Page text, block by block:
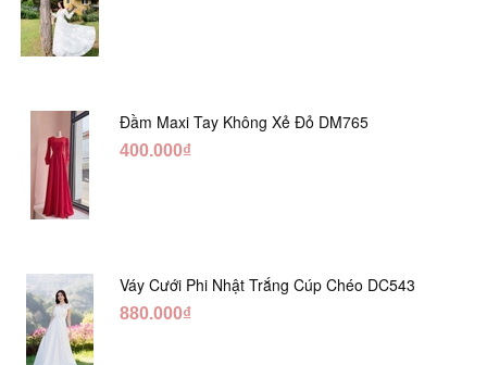
Đầm Maxi Tay Không Xẻ Đỏ DM765
400.000₫
Váy Cưới Phi Nhật Trắng Cúp Chéo DC543
880.000₫